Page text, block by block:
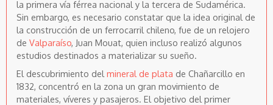
la primera vía férrea nacional y la tercera de Sudamérica.
Sin embargo, es necesario constatar que la idea original de
la construcción de un ferrocarril chileno, fue de un relojero
de Valparaíso, Juan Mouat, quien incluso realizó algunos
estudios destinados a materializar su sueño.
El descubrimiento del mineral de plata de Chañarcillo en
1832, concentró en la zona un gran movimiento de
materiales, víveres y pasajeros. El objetivo del primer